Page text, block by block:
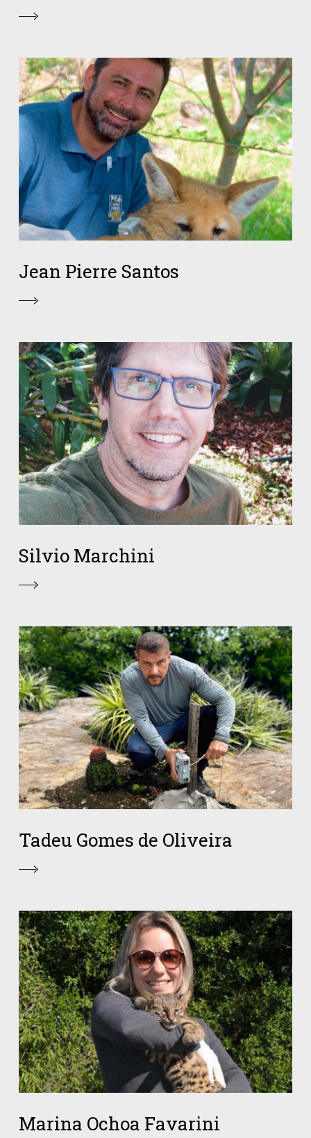
Jean Pierre Santos
Silvio Marchini
Tadeu Gomes de Oliveira
Marina Ochoa Favarini